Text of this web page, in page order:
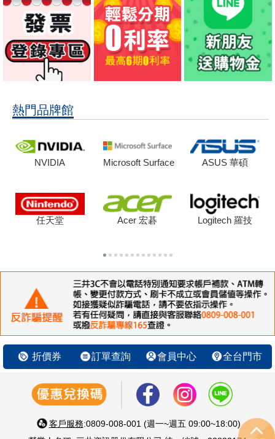
熱門品牌館
NVIDIA Microsoft Surface ASUS 華碩
任天堂 Acer 宏碁 Logitech 羅技
折價券 訂單查詢 會員中心 全台門市
客戶服務:0809-008-001 (週一~週五 09:00~18:00)